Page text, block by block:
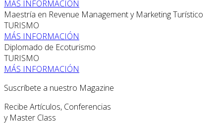
MÁS INFORMACIÓN
Maestría en Revenue Management y Marketing Turístico
TURISMO
MÁS INFORMACIÓN
Diplomado de Ecoturismo
TURISMO
MÁS INFORMACIÓN
Suscríbete a nuestro Magazine
Recibe Artículos, Conferencias
y Master Class